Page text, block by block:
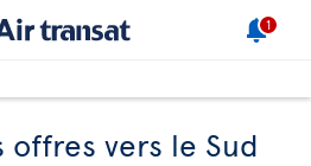
1
offres vers le Sud